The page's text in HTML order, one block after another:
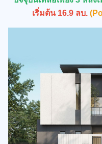
เริ่มต้น 16.9 ลบ.